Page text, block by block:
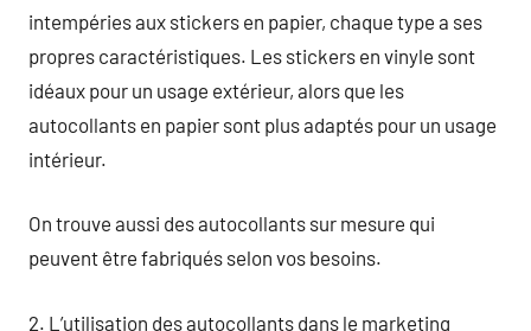
intempéries aux stickers en papier, chaque type a ses
propres caractéristiques. Les stickers en vinyle sont
idéaux pour un usage extérieur, alors que les
autocollants en papier sont plus adaptés pour un usage
intérieur.
On trouve aussi des autocollants sur mesure qui
peuvent être fabriqués selon vos besoins.
2. L’utilisation des autocollants dans le marketing